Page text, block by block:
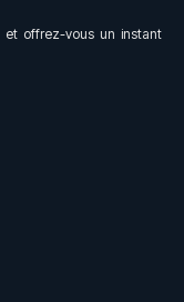
et offrez-vous un instant